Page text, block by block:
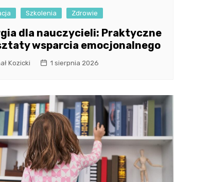
Szkolenia Zdrowie
dla nauczycieli: Praktyczne
wsparcia emocjonalnego
Kozicki 1 sierpnia 2026